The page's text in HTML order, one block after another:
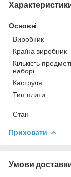
Основні
Виробник
Країна виробник
Кількість
наборі
Каструля
Тип плити
Стан
Приховати
Умови